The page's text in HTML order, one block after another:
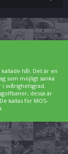
hål. Det är en
som möjligt sänka
svårighetsgrad.
dessa är
kallas för MOS-